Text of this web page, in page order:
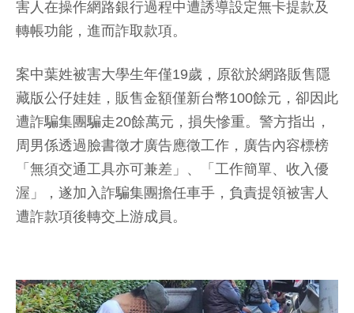
害人在操作網路銀行過程中遭誘導設定無卡提款及
轉帳功能，進而詐取款項。
案中葉姓被害大學生年僅19歲，原欲於網路販售隱
藏版公仔娃娃，販售金額僅新台幣100餘元，卻因此
遭詐騙集團騙走20餘萬元，損失慘重。警方指出，
周男係透過臉書徵才廣告應徵工作，廣告內容標榜
「無須交通工具亦可兼差」、「工作簡單、收入優
渥」，遂加入詐騙集團擔任車手，負責提領被害人
遭詐款項後轉交上游成員。